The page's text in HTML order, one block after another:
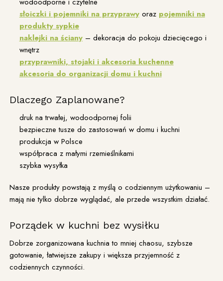
słoiczki i pojemniki na przyprawyoraz pojemniki na
produkty sypkie
naklejki na ściany– dekoracja do pokoju dziecięcego i
wnętrz
przyprawniki, stojaki i akcesoria kuchenne
akcesoria do organizacji domu i kuchni
Dlaczego Zaplanowane?
druk na trwałej, wodoodpornej folii
bezpieczne tusze do zastosowań w domu i kuchni
produkcja w Polsce
współpraca z małymi rzemieślnikami
szybka wysyłka
Nasze produkty powstają z myślą o codziennym użytkowaniu –
mają nie tylko dobrze wyglądać, ale przede wszystkim działać.
Porządek w kuchni bez wysiłku
Dobrze zorganizowana kuchnia to mniej chaosu, szybsze
gotowanie, łatwiejsze zakupy i większa przyjemność z
codziennych czynności.